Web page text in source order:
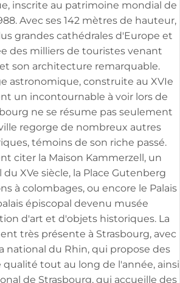
inscrite au patrimoine mondial de
Avec ses 142 mètres de hauteur,
grandes cathédrales d'Europe et
des milliers de touristes venant
son architecture remarquable.
astronomique, construite au XVIe
un incontournable à voir lors de
ne se résume pas seulement
regorge de nombreux autres
témoins de son riche passé.
citer la Maison Kammerzell, un
XVe siècle, la Place Gutenberg
à colombages, ou encore le Palais
épiscopal devenu musée
d'art et d'objets historiques. La
très présente à Strasbourg, avec
national du Rhin, qui propose des
tout au long de l'année, ainsi
de Strasbourg, qui accueille des